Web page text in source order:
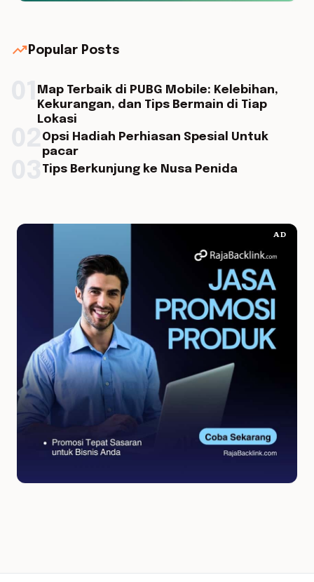
trending_up Popular Posts
Map Terbaik di PUBG Mobile: Kelebihan,
Kekurangan, dan Tips Bermain di Tiap
Lokasi
Opsi Hadiah Perhiasan Spesial Untuk
pacar
Tips Berkunjung ke Nusa Penida
AD